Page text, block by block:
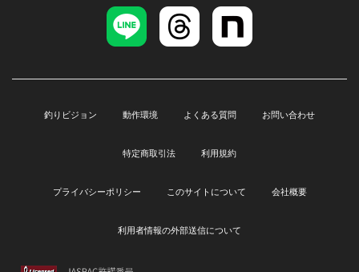
釣りビジョン 動作環境 よくある質問 お問い合わせ
特定商取引法 利用規約
プライバシーポリシー このサイトについて 会社概要
利用者情報の外部送信について